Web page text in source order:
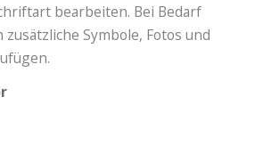
bearbeiten. Bei Bedarf
zusätzliche Symbole, Fotos und